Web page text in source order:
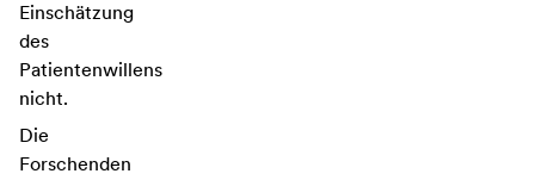
Einschätzung
des
Patientenwillens
nicht.
Die
Forschenden